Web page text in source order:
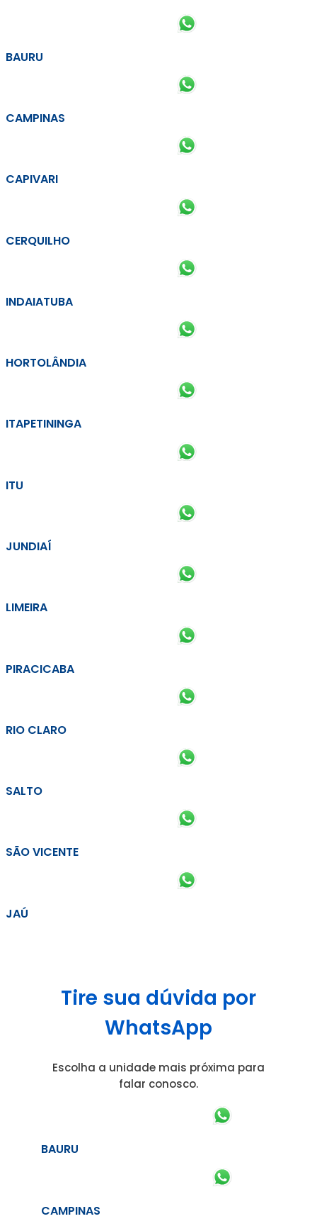
BAURU
CAMPINAS
CAPIVARI
CERQUILHO
INDAIATUBA
HORTOLÂNDIA
ITAPETININGA
ITU
JUNDIAÍ
LIMEIRA
PIRACICABA
RIO CLARO
SALTO
SÃO VICENTE
JAÚ
Tire sua dúvida por
WhatsApp
Escolha a unidade mais próxima para
falar conosco.
BAURU
CAMPINAS